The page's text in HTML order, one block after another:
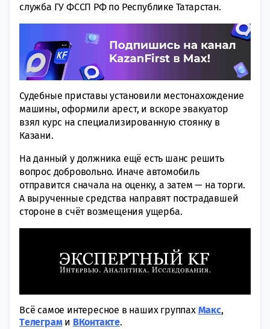
служба ГУ ФССП РФ по Республике Татарстан.
Судебные приставы установили местонахождение
машины, оформили арест, и вскоре эвакуатор
взял курс на специализированную стоянку в
Казани.
На данный у должника ещё есть шанс решить
вопрос добровольно. Иначе автомобиль
отправится сначала на оценку, а затем — на торги.
А вырученные средства направят пострадавшей
стороне в счёт возмещения ущерба.
Всё самое интересное в наших группах Макс,
Tелеграми ВКонтакте.